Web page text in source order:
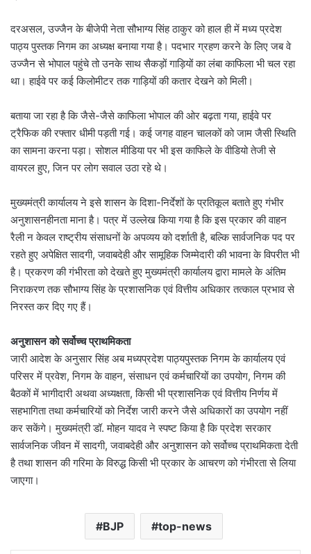
दरअसल, उज्जैन के बीजेपी नेता सौभाग्य सिंह ठाकुर को हाल ही में मध्य प्रदेश
पाठ्य पुस्तक निगम का अध्यक्ष बनाया गया है। पदभार ग्रहण करने के लिए जब वे
उज्जैन से भोपाल पहुंचे तो उनके साथ सैकड़ों गाड़ियों का लंबा काफिला भी चल रहा
था। हाईवे पर कई किलोमीटर तक गाड़ियों की कतार देखने को मिली।
बताया जा रहा है कि जैसे-जैसे काफिला भोपाल की ओर बढ़ता गया, हाईवे पर
ट्रैफिक की रफ्तार धीमी पड़ती गई। कई जगह वाहन चालकों को जाम जैसी स्थिति
का सामना करना पड़ा। सोशल मीडिया पर भी इस काफिले के वीडियो तेजी से
वायरल हुए, जिन पर लोग सवाल उठा रहे थे।
मुख्यमंत्री कार्यालय ने इसे शासन के दिशा-निर्देशों के प्रतिकूल बताते हुए गंभीर
अनुशासनहीनता माना है। पत्र में उल्लेख किया गया है कि इस प्रकार की वाहन
रैली न केवल राष्ट्रीय संसाधनों के अपव्यय को दर्शाती है, बल्कि सार्वजनिक पद पर
रहते हुए अपेक्षित सादगी, जवाबदेही और सामूहिक जिम्मेदारी की भावना के विपरीत भी
है। प्रकरण की गंभीरता को देखते हुए मुख्यमंत्री कार्यालय द्वारा मामले के अंतिम
निराकरण तक सौभाग्य सिंह के प्रशासनिक एवं वित्तीय अधिकार तत्काल प्रभाव से
निरस्त कर दिए गए हैं।
अनुशासन को सर्वोच्च प्राथमिकता
जारी आदेश के अनुसार सिंह अब मध्यप्रदेश पाठ्यपुस्तक निगम के कार्यालय एवं
परिसर में प्रवेश, निगम के वाहन, संसाधन एवं कर्मचारियों का उपयोग, निगम की
बैठकों में भागीदारी अथवा अध्यक्षता, किसी भी प्रशासनिक एवं वित्तीय निर्णय में
सहभागिता तथा कर्मचारियों को निर्देश जारी करने जैसे अधिकारों का उपयोग नहीं
कर सकेंगे। मुख्यमंत्री डॉ. मोहन यादव ने स्पष्ट किया है कि प्रदेश सरकार
सार्वजनिक जीवन में सादगी, जवाबदेही और अनुशासन को सर्वोच्च प्राथमिकता देती
है तथा शासन की गरिमा के विरुद्ध किसी भी प्रकार के आचरण को गंभीरता से लिया
जाएगा।
BJP top-news